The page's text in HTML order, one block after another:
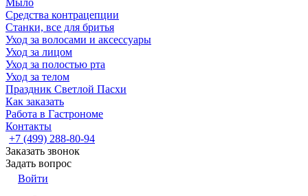
Мыло
Средства контрацепции
Станки, все для бритья
Уход за волосами и аксессуары
Уход за лицом
Уход за полостью рта
Уход за телом
Праздник Светлой Пасхи
Как заказать
Работа в Гастрономе
Контакты
+7 (499) 288-80-94
Заказать звонок
Задать вопрос
Войти